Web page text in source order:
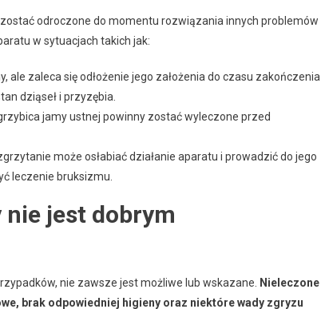
odroczone do momentu rozwiązania innych problemów
w sytuacjach takich jak:
zaleca się odłożenie jego założenia do czasu zakończenia
dziąseł i przyzębia.
jamy ustnej powinny zostać wyleczone przed
może osłabiać działanie aparatu i prowadzić do jego
leczenie bruksizmu.
jest dobrym
nie zawsze jest możliwe lub wskazane.
Nieleczone
brak odpowiedniej higieny oraz niektóre wady zgryzu